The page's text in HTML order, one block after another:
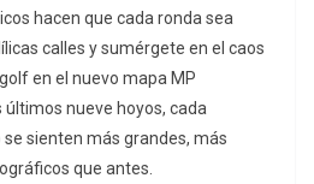
hacen que cada ronda sea
calles y sumérgete en el caos
en el nuevo mapa MP
últimos nueve hoyos, cada
sienten más grandes, más
que antes.